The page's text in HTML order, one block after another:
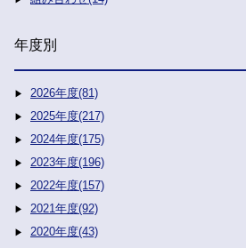
年度別
2026年度(81)
2025年度(217)
2024年度(175)
2023年度(196)
2022年度(157)
2021年度(92)
2020年度(43)